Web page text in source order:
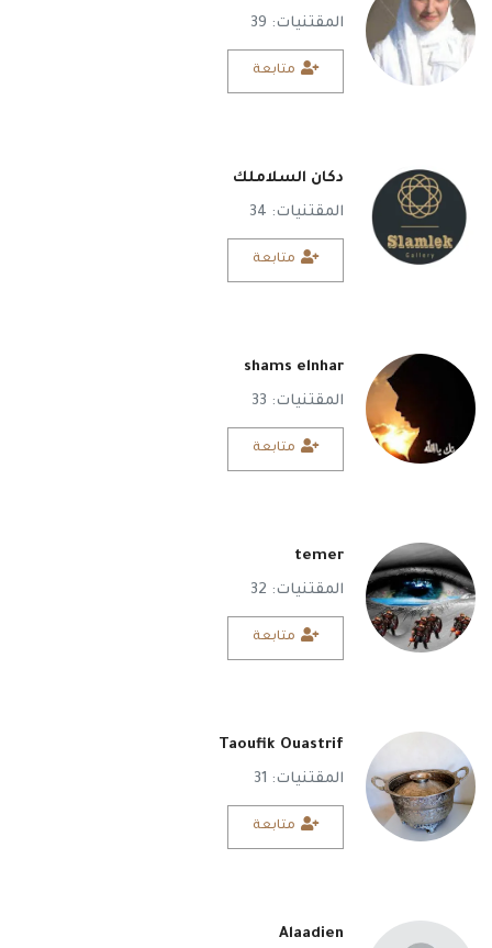
المقتنيات: 39
متابعة
دكان السلاملك
المقتنيات: 34
متابعة
shams elnhar
المقتنيات: 33
متابعة
temer
المقتنيات: 32
متابعة
Taoufik Ouastrif
المقتنيات: 31
متابعة
Alaadien